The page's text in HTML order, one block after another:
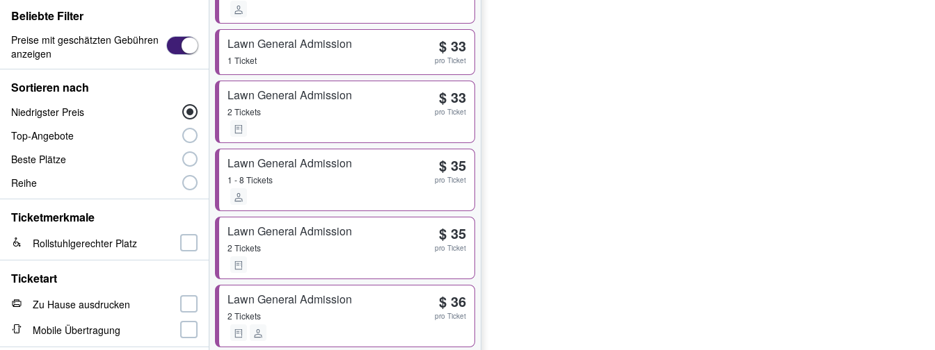
Lawn General Admission
1 Ticket
$ 33
pro Ticket
Lawn General Admission
2 Tickets
$ 33
pro Ticket
Lawn General Admission
1 - 8 Tickets
$ 35
pro Ticket
Lawn General Admission
2 Tickets
$ 35
pro Ticket
Lawn General Admission
2 Tickets
$ 36
pro Ticket
Beliebte Filter
Preise mit geschätzten Gebühren
anzeigen
Sortieren nach
Niedrigster Preis
Top-Angebote
Beste Plätze
Reihe
Ticketmerkmale
Rollstuhlgerechter Platz
Ticketart
Zu Hause ausdrucken
Mobile Übertragung